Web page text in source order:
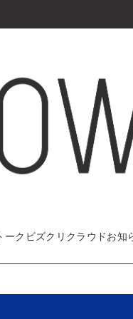
ーク ビズクリクラウドお知